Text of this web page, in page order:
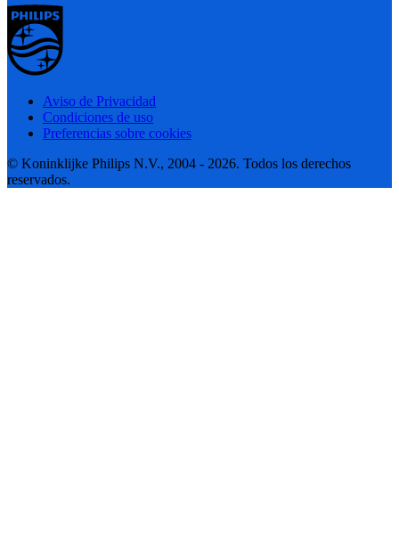
Aviso de Privacidad
Condiciones de uso
Preferencias sobre cookies
© Koninklijke Philips N.V., 2004 - 2026. Todos los derechos
reservados.